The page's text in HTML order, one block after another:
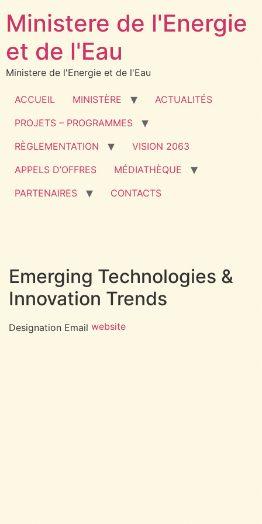
Ministere de l'Energie
et de l'Eau
Ministere de l'Energie et de l'Eau
ACCUEIL MINISTÈRE
ACTUALITÉS
PROJETS – PROGRAMMES
RÈGLEMENTATION
VISION 2063
APPELS D’OFFRES
MÉDIATHÈQUE
PARTENAIRES
CONTACTS
Emerging Technologies &
Innovation Trends
Designation Email website